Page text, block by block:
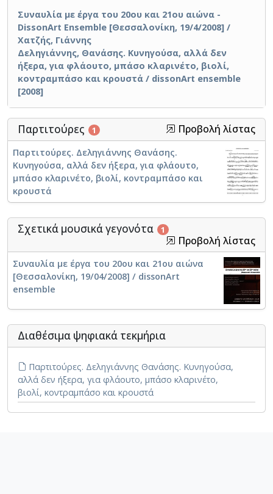
Συναυλία με έργα του 20ου και 21ου αιώνα -
DissonArt Ensemble [Θεσσαλονίκη, 19/4/2008] /
Χατζής, Γιάννης
Δεληγιάννης, Θανάσης. Κυνηγούσα, αλλά δεν
ήξερα, για φλάουτο, μπάσο κλαρινέτο, βιολί,
κοντραμπάσο και κρουστά / dissonArt ensemble
[2008]
Παρτιτούρες 1 Προβολή λίστας
Παρτιτούρες. Δεληγιάννης Θανάσης.
Κυνηγούσα, αλλά δεν ήξερα, για φλάουτο,
μπάσο κλαρινέτο, βιολί, κοντραμπάσο και
κρουστά
Σχετικά μουσικά γεγονότα 1
Προβολή λίστας
Συναυλία με έργα του 20ου και 21ου αιώνα
[Θεσσαλονίκη, 19/04/2008] / dissonArt
ensemble
Διαθέσιμα ψηφιακά τεκμήρια
Παρτιτούρες. Δεληγιάννης Θανάσης. Κυνηγούσα,
αλλά δεν ήξερα, για φλάουτο, μπάσο κλαρινέτο,
βιολί, κοντραμπάσο και κρουστά